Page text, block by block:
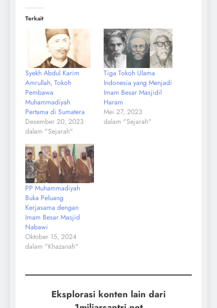
Terkait
Syekh Abdul Karim
Amrullah, Tokoh
Pembawa
Muhammadiyah
Pertama di Sumatera
Desember 20, 2023
dalam "Sejarah"
Tiga Tokoh Ulama
Indonesia yang Menjadi
Imam Besar Masjidil
Haram
Mei 27, 2023
dalam "Sejarah"
PP Muhammadiyah
Buka Peluang
Kerjasama dengan
Imam Besar Masjid
Nabawi
Oktober 15, 2024
dalam "Khazanah"
Eksplorasi konten lain dari